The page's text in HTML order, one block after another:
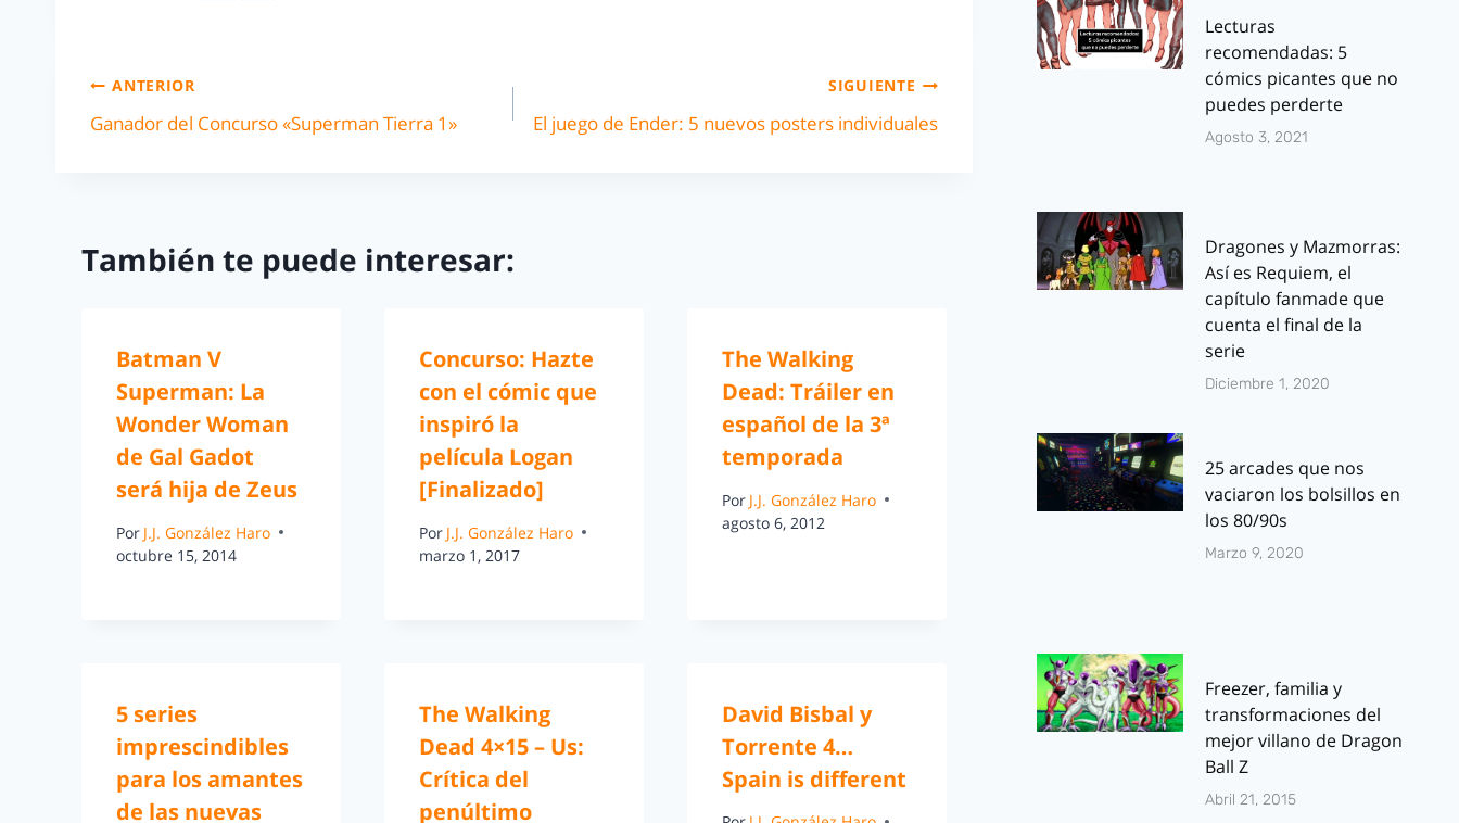
ANTERIOR
Ganador del Concurso «Superman Tierra 1»
SIGUIENTE
El juego de Ender: 5 nuevos posters individuales
También te puede interesar:
Batman V
Superman: La
Wonder Woman
de Gal Gadot
será hija de Zeus
Por J.J. González Haro
octubre 15, 2014
Concurso: Hazte
con el cómic que
inspiró la
película Logan
[Finalizado]
Por J.J. González Haro
marzo 1, 2017
The Walking
Dead: Tráiler en
español de la 3ª
temporada
Por J.J. González Haro
agosto 6, 2012
5 series
imprescindibles
para los amantes
de las nuevas
The Walking
Dead 4×15 – Us:
Crítica del
penúltimo
David Bisbal y
Torrente 4…
Spain is different
Lecturas
recomendadas: 5
cómics picantes que no
puedes perderte
Agosto 3, 2021
Dragones y Mazmorras:
Así es Requiem, el
capítulo fanmade que
cuenta el final de la
serie
Diciembre 1, 2020
25 arcades que nos
vaciaron los bolsillos en
los 80/90s
Marzo 9, 2020
Freezer, familia y
transformaciones del
mejor villano de Dragon
Ball Z
Abril 21, 2015